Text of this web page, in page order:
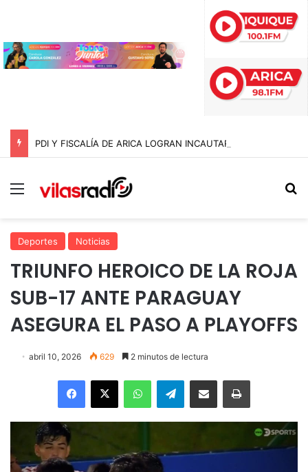
Menú
Deportes Noticias
TRIUNFO HEROICO DE LA ROJA
SUB-17 ANTE PARAGUAY
ASEGURA EL PASO A PLAYOFFS
abril 10, 2026 629 2 minutos de lectura
Facebook
X WhatsAppTelegramEnviar vía email Imprimir